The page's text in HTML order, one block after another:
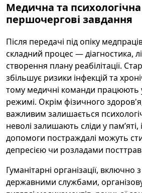
Медична та
першочергові завдання
Після передачі під опіку
складний процес — діагностика,
створення плану реабілітації.
збільшує ризики інфекцій та
тому медичні команди працюють
режимі. Окрім фізичного
важливим залишається
неволі залишають сліди у пам’яті,
допомоги постраждалі можуть
депресією чи розладами
Гуманітарні організації,
державними службами,